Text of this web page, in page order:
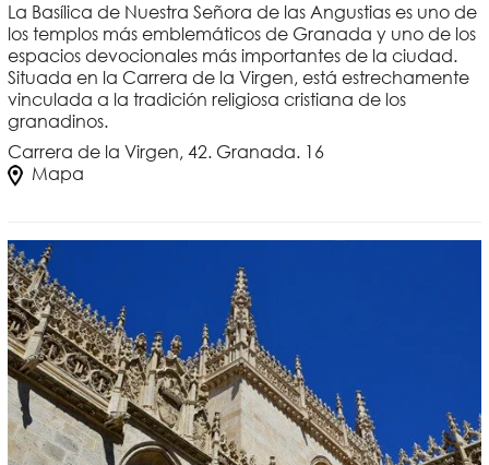
La Basílica de Nuestra Señora de las Angustias es uno de
los templos más emblemáticos de Granada y uno de los
espacios devocionales más importantes de la ciudad.
Situada en la Carrera de la Virgen, está estrechamente
vinculada a la tradición religiosa cristiana de los
granadinos.
Carrera de la Virgen, 42. Granada. 16
Mapa